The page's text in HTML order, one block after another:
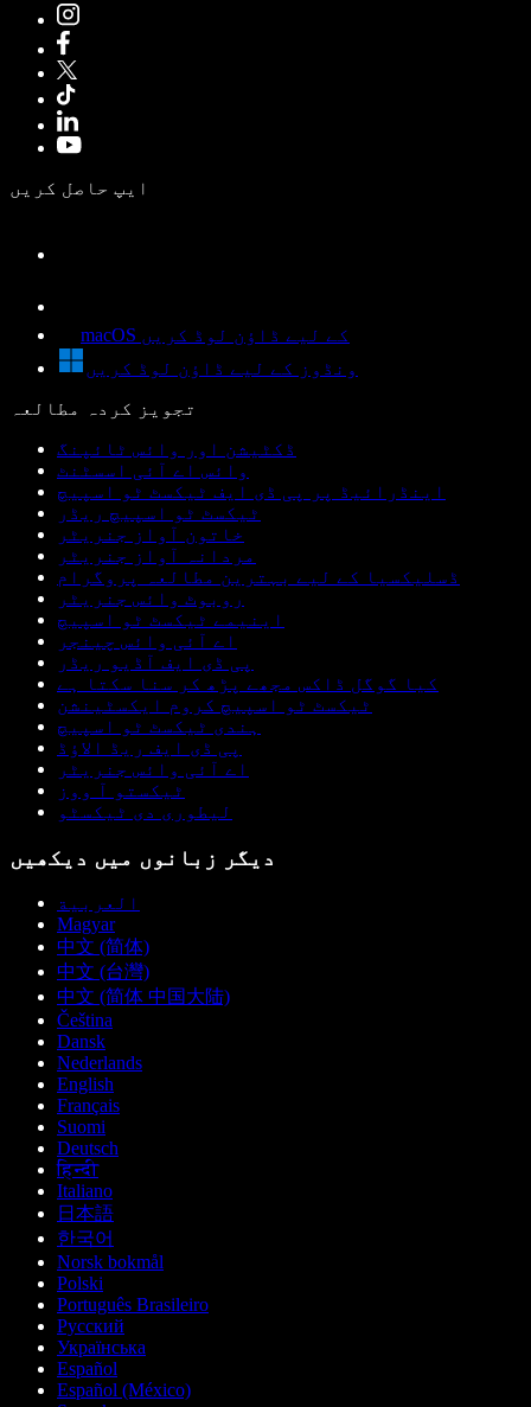
ایپ حاصل کریں
macOS کے لیے ڈاؤن لوڈ کریں
ونڈوز کے لیے ڈاؤن لوڈ کریں
تجویز کردہ مطالعہ
ڈکٹیشن اور وائس ٹائپنگ
وائس اے آئی اسسٹنٹ
اینڈرائیڈ پر پی ڈی ایف ٹیکسٹ ٹو اسپیچ
ٹیکسٹ ٹو اسپیچ ریڈر
خاتون آواز جنریٹر
مردانہ آواز جنریٹر
ڈسلیکسیا کے لیے بہترین مطالعہ پروگرام
روبوٹ وائس جنریٹر
اینیمے ٹیکسٹ ٹو اسپیچ
اے آئی وائس چینجر
پی ڈی ایف آڈیو ریڈر
کیا گوگل ڈاکس مجھے پڑھ کر سنا سکتا ہے
ٹیکسٹ ٹو اسپیچ کروم ایکسٹینشن
ہندی ٹیکسٹ ٹو اسپیچ
پی ڈی ایف ریڈ الاؤڈ
اے آئی وائس جنریٹر
ٹیکستو آ ووز
لیطوری دی ٹیکسٹو
دیگر زبانوں میں دیکھیں
العربية
Magyar
中文 (简体)
中文 (台灣)
中文 (简体 中国大陆)
Čeština
Dansk
Nederlands
English
Français
Suomi
Deutsch
हिन्दी
Italiano
日本語
한국어
Norsk bokmål
Polski
Português Brasileiro
Русский
Українська
Español
Español (México)